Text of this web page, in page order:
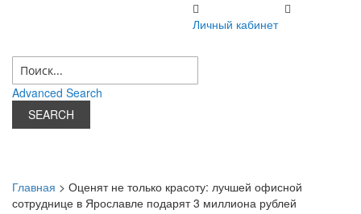
Личный кабинет
Advanced Search
SEARCH
Главная > Оценят не только красоту: лучшей офисной
сотруднице в Ярославле подарят 3 миллиона рублей